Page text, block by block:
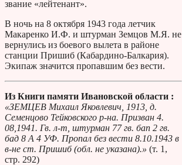
звание «лейтенант».
В ночь на 8 октября 1943 года летчик
Макаренко И.Ф. и штурман Земцов М.Я. не
вернулись из боевого вылета в районе
станции Пришиб (Кабардино-Балкария).
Экипаж значится пропавшим без вести.
Из Книги памяти Ивановской области :
«ЗЕМЦЕВ Михаил Яковлевич, 1913, д.
Семенцово Тейковского р-на. Призван 4.
08,1941. Гв. л-т, штурман 77 гв. бап 2 гв.
бад 8 А 4 УФ. Пропал без вести 8.10.1943 в
в-не ст. Пришиб (обл. не указана).» (т. 1,
стр. 292)